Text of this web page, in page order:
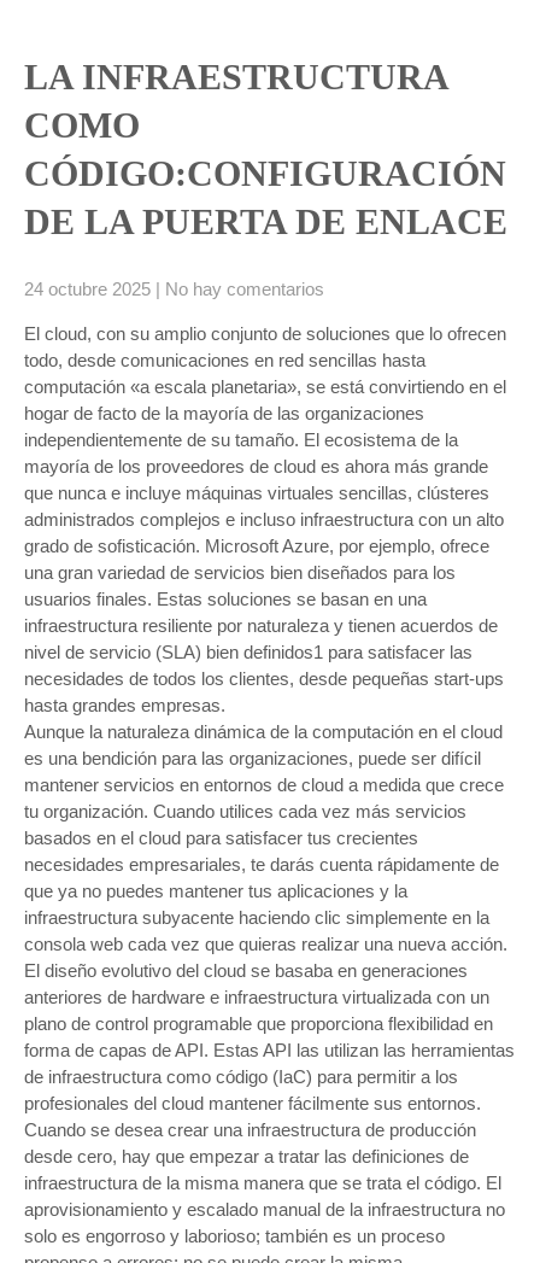
LA INFRAESTRUCTURA
COMO
CÓDIGO:CONFIGURACIÓN
DE LA PUERTA DE ENLACE
24 octubre 2025 | No hay comentarios
El cloud, con su amplio conjunto de soluciones que lo ofrecen
todo, desde comunicaciones en red sencillas hasta
computación «a escala planetaria», se está convirtiendo en el
hogar de facto de la mayoría de las organizaciones
independientemente de su tamaño. El ecosistema de la
mayoría de los proveedores de cloud es ahora más grande
que nunca e incluye máquinas virtuales sencillas, clústeres
administrados complejos e incluso infraestructura con un alto
grado de sofisticación. Microsoft Azure, por ejemplo, ofrece
una gran variedad de servicios bien diseñados para los
usuarios finales. Estas soluciones se basan en una
infraestructura resiliente por naturaleza y tienen acuerdos de
nivel de servicio (SLA) bien definidos1 para satisfacer las
necesidades de todos los clientes, desde pequeñas start-ups
hasta grandes empresas.
Aunque la naturaleza dinámica de la computación en el cloud
es una bendición para las organizaciones, puede ser difícil
mantener servicios en entornos de cloud a medida que crece
tu organización. Cuando utilices cada vez más servicios
basados en el cloud para satisfacer tus crecientes
necesidades empresariales, te darás cuenta rápidamente de
que ya no puedes mantener tus aplicaciones y la
infraestructura subyacente haciendo clic simplemente en la
consola web cada vez que quieras realizar una nueva acción.
El diseño evolutivo del cloud se basaba en generaciones
anteriores de hardware e infraestructura virtualizada con un
plano de control programable que proporciona flexibilidad en
forma de capas de API. Estas API las utilizan las herramientas
de infraestructura como código (IaC) para permitir a los
profesionales del cloud mantener fácilmente sus entornos.
Cuando se desea crear una infraestructura de producción
desde cero, hay que empezar a tratar las definiciones de
infraestructura de la misma manera que se trata el código. El
aprovisionamiento y escalado manual de la infraestructura no
solo es engorroso y laborioso; también es un proceso